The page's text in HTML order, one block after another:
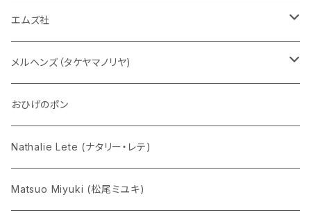
チャーミーちゃん
五型動物
Eddie パンダ
エムズ社
デコちゃん
クマちゃん
メルヘンズ（タケヤマノリヤ)
ケロペチーノ
おひげのポン
Nathalie Lete (ナタリー・レテ)
Matsuo Miyuki (松尾ミユキ)